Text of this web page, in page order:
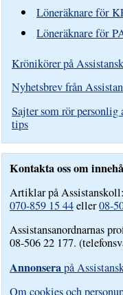
Löneräknare för
Löneräknare för
Krönikörer på
Nyhetsbrev från
Sajter som rör personlig
tips
Kontakta oss om
Artiklar på
070-859 15 44eller08-
Assistansanordnarnas
08-506 22 177.
Annonserapå
Om cookies och